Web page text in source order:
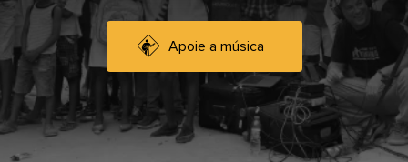
Apoie a música